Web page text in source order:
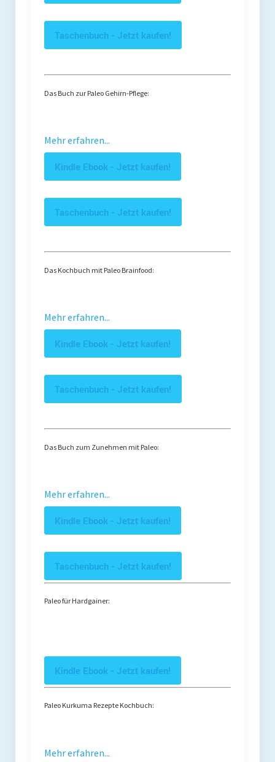
Taschenbuch - Jetzt kaufen!
Das Buch zur Paleo Gehirn-Pflege:
Mehr erfahren...
Kindle Ebook - Jetzt kaufen!
Taschenbuch - Jetzt kaufen!
Das Kochbuch mit Paleo Brainfood:
Mehr erfahren...
Kindle Ebook - Jetzt kaufen!
Taschenbuch - Jetzt kaufen!
Das Buch zum Zunehmen mit Paleo:
Mehr erfahren...
Kindle Ebook - Jetzt kaufen!
Taschenbuch - Jetzt kaufen!
Paleo für Hardgainer:
Kindle Ebook - Jetzt kaufen!
Paleo Kurkuma Rezepte Kochbuch:
Mehr erfahren...